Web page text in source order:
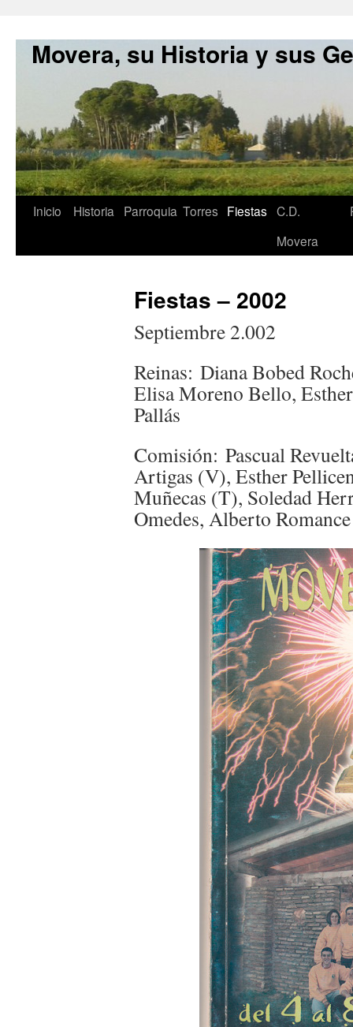
Movera, su Historia y sus
Inicio Historia Parroquia Torres Fiestas C.D.
Movera
Fiestas – 2002
Septiembre 2.002
Reinas: Diana Bobed
Elisa Moreno Bello,
Pallás
Comisión: Pascual
Artigas (V), Esther
Muñecas (T), Soledad
Omedes, Alberto